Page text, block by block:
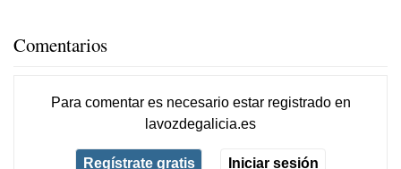
Comentarios
Para comentar es necesario estar registradoen
lavozdegalicia.es
Regístrate gratis Iniciar sesión